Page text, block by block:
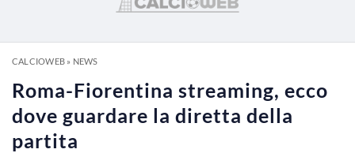
CALCIOWEB» NEWS
Roma-Fiorentina streaming, ecco
dove guardare la diretta della
partita